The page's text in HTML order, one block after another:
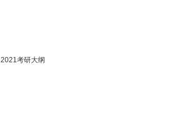
2021考研大纲